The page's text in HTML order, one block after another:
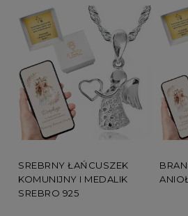
SREBRNY ŁAŃCUSZEK
KOMUNIJNY I MEDALIK
SREBRO 925